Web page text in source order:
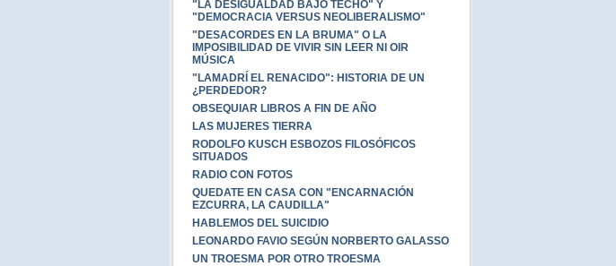
"LA DESIGUALDAD BAJO TECHO" Y
"DEMOCRACIA VERSUS NEOLIBERALISMO"
"DESACORDES EN LA BRUMA" O LA
IMPOSIBILIDAD DE VIVIR SIN LEER NI OIR
MÚSICA
"LAMADRÍ EL RENACIDO": HISTORIA DE UN
¿PERDEDOR?
OBSEQUIAR LIBROS A FIN DE AÑO
LAS MUJERES TIERRA
RODOLFO KUSCH ESBOZOS FILOSÓFICOS
SITUADOS
RADIO CON FOTOS
QUEDATE EN CASA CON "ENCARNACIÓN
EZCURRA, LA CAUDILLA"
HABLEMOS DEL SUICIDIO
LEONARDO FAVIO SEGÚN NORBERTO GALASSO
UN TROESMA POR OTRO TROESMA